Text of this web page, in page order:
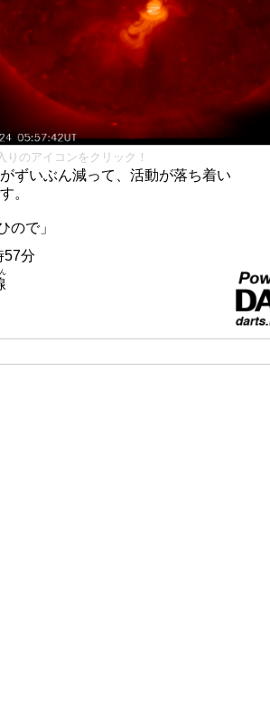
りのアイコンをクリック！
ずいぶん減って、活動が落ち着い
。
ので」
57分